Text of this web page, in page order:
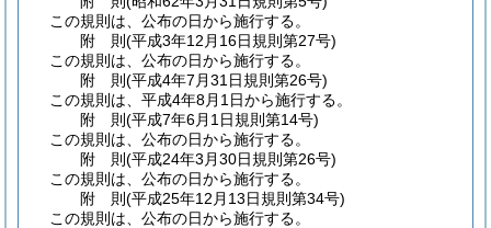
この規則は、公布の日から施行する。
附 則(平成3年12月16日規則第27号)
この規則は、公布の日から施行する。
附 則(平成4年7月31日規則第26号)
この規則は、平成4年8月1日から施行する。
附 則(平成7年6月1日規則第14号)
この規則は、公布の日から施行する。
附 則(平成24年3月30日規則第26号)
この規則は、公布の日から施行する。
附 則(平成25年12月13日規則第34号)
この規則は、公布の日から施行する。